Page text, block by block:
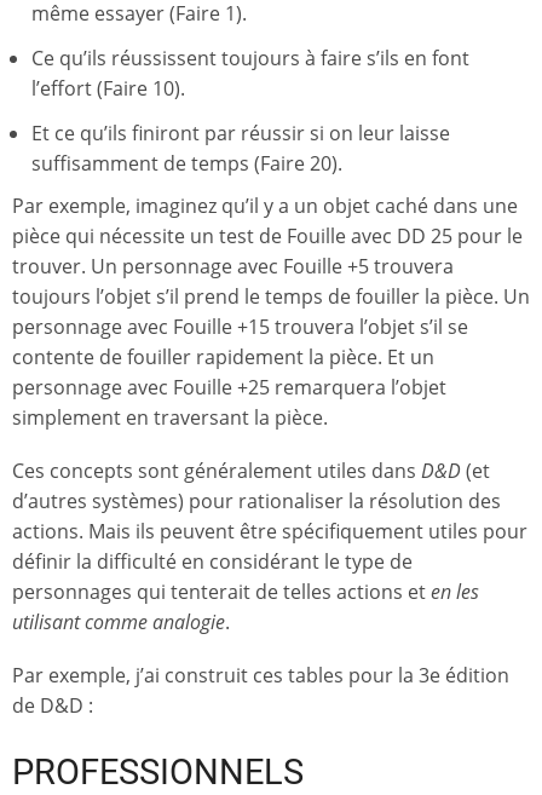
même essayer (Faire 1).
Ce qu’ils réussissent toujours à faire s’ils en font
l’effort (Faire 10).
Et ce qu’ils finiront par réussir si on leur laisse
suffisamment de temps (Faire 20).
Par exemple, imaginez qu’il y a un objet caché dans une
pièce qui nécessite un test de Fouille avec DD 25 pour le
trouver. Un personnage avec Fouille +5 trouvera
toujours l’objet s’il prend le temps de fouiller la pièce. Un
personnage avec Fouille +15 trouvera l’objet s’il se
contente de fouiller rapidement la pièce. Et un
personnage avec Fouille +25 remarquera l’objet
simplement en traversant la pièce.
Ces concepts sont généralement utiles dans D&D(et
d’autres systèmes) pour rationaliser la résolution des
actions. Mais ils peuvent être spécifiquement utiles pour
définir la difficulté en considérant le type de
personnages qui tenterait de telles actions eten les
utilisant comme analogie.
Par exemple, j’ai construit ces tables pour la 3e édition
de D&D :
PROFESSIONNELS